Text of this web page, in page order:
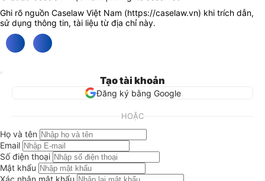
Ghi rõ nguồn Caselaw Việt Nam (https://caselaw.vn) khi trích dẫn,
sử dụng thông tin, tài liệu từ địa chỉ này.
Tạo tài khoản
Đăng ký bằng Google
HOẶC
Họ và tên
Email
Số điện thoại
Mật khẩu
Xác nhận mật khẩu